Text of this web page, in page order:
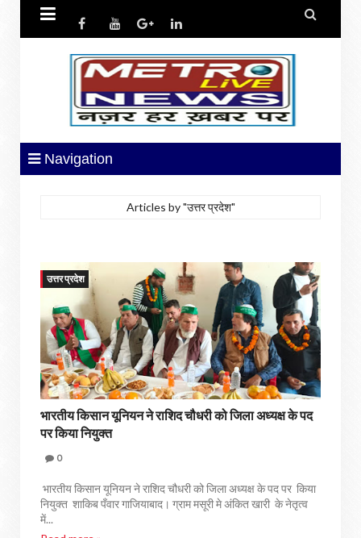
 
Navigation
Articles by "उत्तर प्रदेश"
उत्तर प्रदेश
भारतीय किसान यूनियन ने राशिद चौधरी को जिला अध्यक्ष के पद
पर किया नियुक्त
0
भारतीय किसान यूनियन ने राशिद चौधरी को जिला अध्यक्ष के पद पर किया
नियुक्त शाकिब पँवार गाजियाबाद। ग्राम मसूरी मे अंकित खारी के नेतृत्व
में...